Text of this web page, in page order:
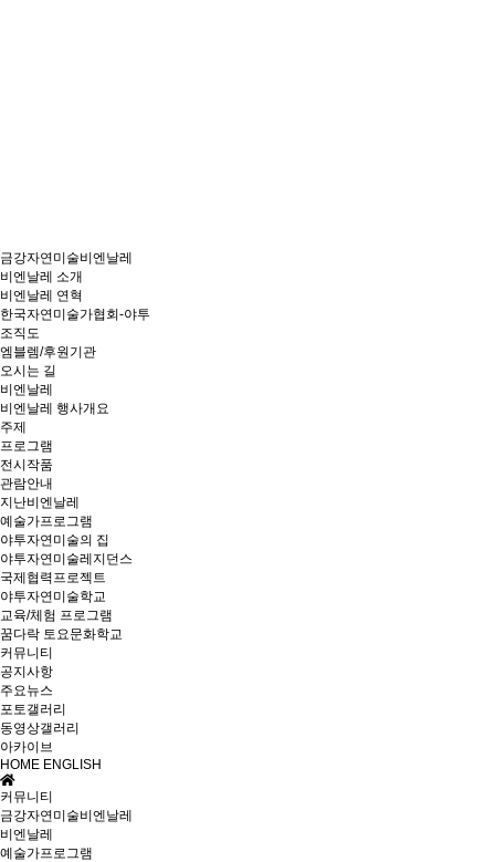
금강자연미술비엔날레
비엔날레 소개
비엔날레 연혁
한국자연미술가협회-야투
조직도
엠블렘/후원기관
오시는 길
비엔날레
비엔날레 행사개요
주제
프로그램
전시작품
관람안내
지난비엔날레
예술가프로그램
야투자연미술의 집
야투자연미술레지던스
국제협력프로젝트
야투자연미술학교
교육/체험 프로그램
꿈다락 토요문화학교
커뮤니티
공지사항
주요뉴스
포토갤러리
동영상갤러리
아카이브
HOME ENGLISH
커뮤니티
금강자연미술비엔날레
비엔날레
예술가프로그램